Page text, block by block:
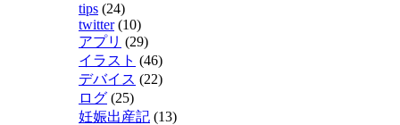
tips (24)
twitter(10)
アプリ (29)
イラスト (46)
デバイス (22)
ログ (25)
妊娠出産記 (13)